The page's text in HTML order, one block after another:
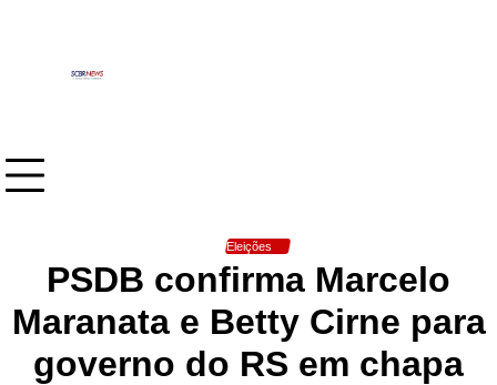
Eleições
PSDB confirma Marcelo
Maranata e Betty Cirne para
governo do RS em chapa